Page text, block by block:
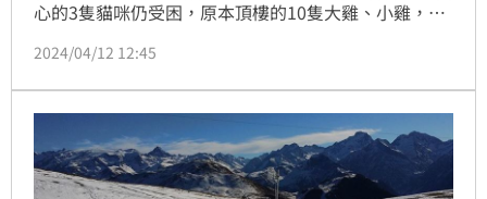
心的3隻貓咪仍受困，原本頂樓的10隻大雞、小雞，現
抓到，還先讓2雞填飽肚子，而2雞也真的嗑光1盒便當
小雞已經失蹤多時，還有2隻雞一度也不見蹤影，晚間
10點40分左右，現場人員發現2隻雞蹤影，仍躲在頂樓
瓦礫中，晚間約11點，傳出卡在半空的雞疑已掉落。
2024/04/12 12:45